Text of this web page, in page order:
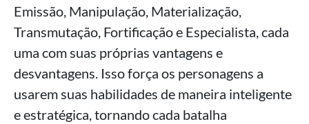
Emissão, Manipulação, Materialização,
Transmutação, Fortificação e Especialista, cada
uma com suas próprias vantagens e
desvantagens. Isso força os personagens a
usarem suas habilidades de maneira inteligente
e estratégica, tornando cada batalha